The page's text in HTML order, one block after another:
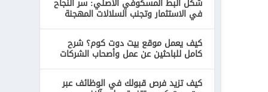
في الاستثمار وتجنب السلالات المهجنة
كيف يعمل موقع بيت دوت كوم؟ شرح
كامل للباحثين عن عمل وأصحاب الشركات
كيف تزيد فرص قبولك في الوظائف عبر